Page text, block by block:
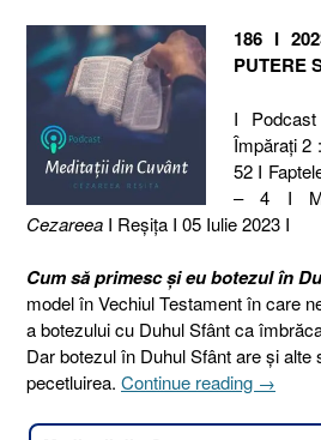
186 I
PUTERE
I
Împărați 2
52 I
– 4 I
Cezareea I Reşiţa I 05 Iulie 2023 I
Cum să primesc și eu botezul în
model în Vechiul Testament în care
a botezului cu Duhul Sfânt ca
Dar botezul în Duhul Sfânt are și alte
pecetluirea. Continue reading „186
2023.
→